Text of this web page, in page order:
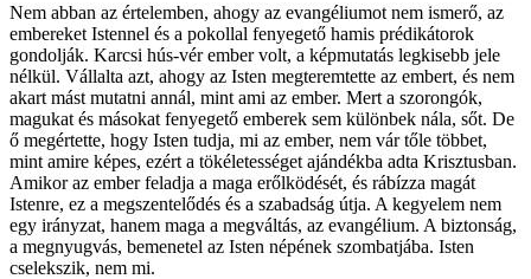
Nem abban az értelemben, ahogy az evangéliumot nem ismerő, az
embereket Istennel és a pokollal fenyegető hamis prédikátorok
gondolják. Karcsi hús-vér ember volt, a képmutatás legkisebb jele
nélkül. Vállalta azt, ahogy az Isten megteremtette az embert, és nem
akart mást mutatni annál, mint ami az ember. Mert a szorongók,
magukat és másokat fenyegető emberek sem különbek nála, sőt. De
ő megértette, hogy Isten tudja, mi az ember, nem vár tőle többet,
mint amire képes, ezért a tökéletességet ajándékba adta Krisztusban.
Amikor az ember feladja a maga erőlködését, és rábízza magát
Istenre, ez a megszentelődés és a szabadság útja. A kegyelem nem
egy irányzat, hanem maga a megváltás, az evangélium. A biztonság,
a megnyugvás, bemenetel az Isten népének szombatjába. Isten
cselekszik, nem mi.